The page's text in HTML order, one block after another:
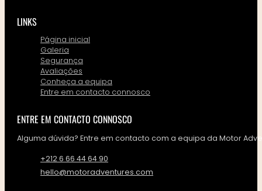
LINKS
Página inicial
Galeria
Segurança
Avaliações
Conheça a equipa
Entre em contacto connosco
ENTRE EM CONTACTO CONNOSCO
Alguma dúvida? Entre em contacto com a equipa da Motor
+212 6 66 44 64 90
hello@motoradventures.com